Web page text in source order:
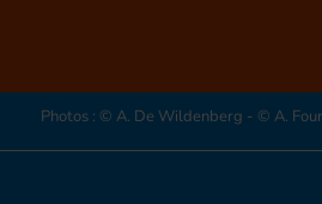
Photos : © A. De Wildenberg - © A.